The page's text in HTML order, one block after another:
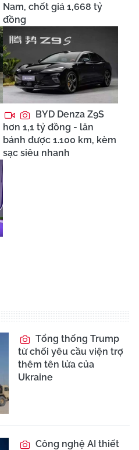
Nam, chốt giá 1,668 tỷ
đồng
BYD Denza Z9S
hơn 1,1 tỷ đồng - lăn
bánh được 1.100 km, kèm
sạc siêu nhanh
Tổng thống Trump
từ chối yêu cầu viện trợ
thêm tên lửa của
Ukraine
Công nghệ AI thiết